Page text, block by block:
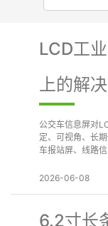
LCD工
上的解
公交车信息屏对
定、可视角、长
车报站屏、线路
2026-06-08
6.2寸长